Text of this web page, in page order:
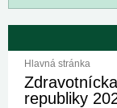
Hlavná stránka
republiky